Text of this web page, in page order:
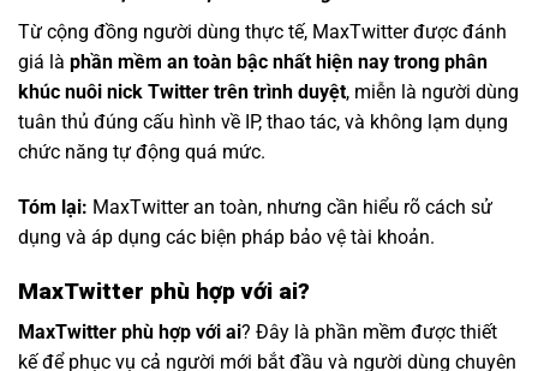
Từ cộng đồng người dùng thực tế, MaxTwitter được đánh
giá là phần mềm an toàn bậc nhất hiện nay trong phân
khúc nuôi nick Twitter trên trình duyệt, miễn là người dùng
tuân thủ đúng cấu hình về IP, thao tác, và không lạm dụng
chức năng tự động quá mức.
Tóm lại: MaxTwitter an toàn, nhưng cần hiểu rõ cách sử
dụng và áp dụng các biện pháp bảo vệ tài khoản.
MaxTwitter phù hợp với ai?
MaxTwitter phù hợp với ai? Đây là phần mềm được thiết
kế để phục vụ cả người mới bắt đầu và người dùng chuyên